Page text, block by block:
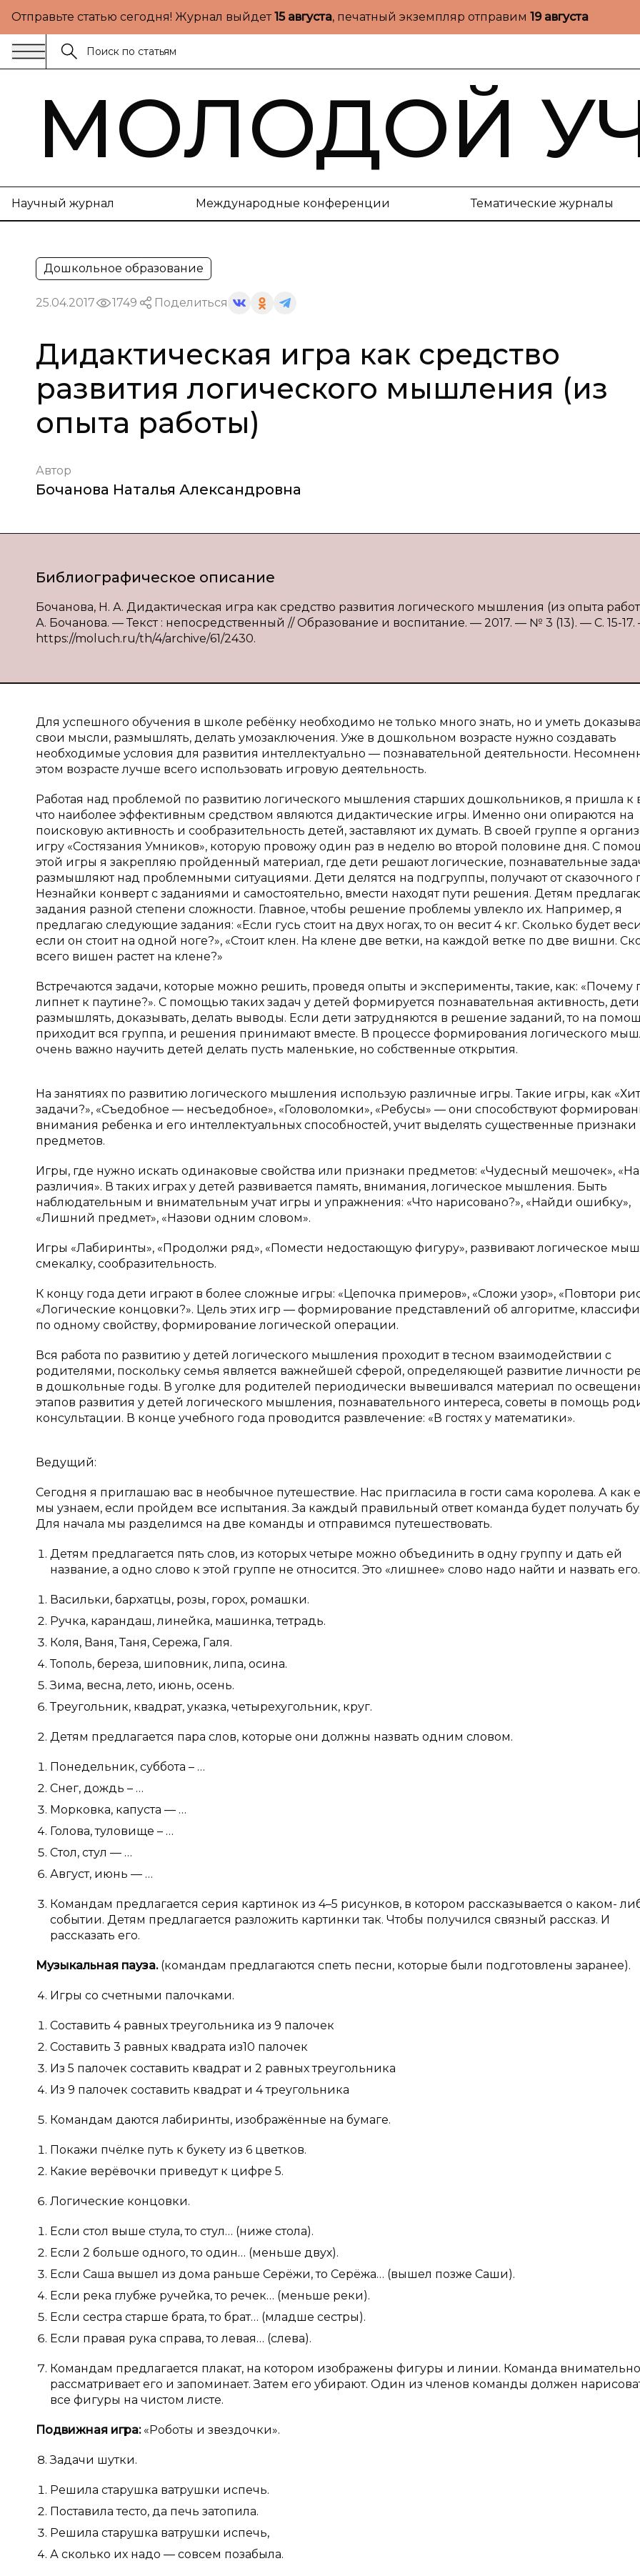
Отправьте статью сегодня! Журнал выйдет15 августа, печатный экземпляр отправим 19 августа
МОЛОДОЙ
Научный журнал Международные конференции Тематические журналы
Дошкольное образование
25.04.2017 1749 Поделиться
Дидактическая игра как средство
развития логического мышления (из
опыта работы)
Автор
Бочанова Наталья Александровна
Библиографическое описание
Бочанова, Н. А. Дидактическая игра как средство развития логического мышления (из опыта
А. Бочанова. — Текст : непосредственный // Образование и воспитание. — 2017. — № 3 (13). — С. 15-17.
https://moluch.ru/th/4/archive/61/2430.
Для успешного обучения в школе ребёнку необходимо не только много знать, но и уметь
свои мысли, размышлять, делать умозаключения. Уже в дошкольном возрасте нужно создавать
необходимые условия для развития интеллектуально — познавательной деятельности.
этом возрасте лучше всего использовать игровую деятельность.
Работая над проблемой по развитию логического мышления старших дошкольников, я пришла к
что наиболее эффективным средством являются дидактические игры. Именно они опираются на
поисковую активность и сообразительность детей, заставляют их думать. В своей группе я
игру «Состязания Умников», которую провожу один раз в неделю во второй половине дня. С
этой игры я закрепляю пройденный материал, где дети решают логические, познавательные
размышляют над проблемными ситуациями. Дети делятся на подгруппы, получают от сказочного
Незнайки конверт с заданиями и самостоятельно, вмести находят пути решения. Детям
задания разной степени сложности. Главное, чтобы решение проблемы увлекло их. Например, я
предлагаю следующие задания: «Если гусь стоит на двух ногах, то он весит 4 кг. Сколько будет
если он стоит на одной ноге?», «Стоит клен. На клене две ветки, на каждой ветке по две вишни.
всего вишен растет на клене?»
Встречаются задачи, которые можно решить, проведя опыты и эксперименты, такие, как: «Почему
липнет к паутине?». С помощью таких задач у детей формируется познавательная активность, дети
размышлять, доказывать, делать выводы. Если дети затрудняются в решение заданий, то на
приходит вся группа, и решения принимают вместе. В процессе формирования логического
очень важно научить детей делать пусть маленькие, но собственные открытия.
На занятиях по развитию логического мышления использую различные игры. Такие игры, как
задачи?», «Съедобное — несъедобное», «Головоломки», «Ребусы» — они способствуют
внимания ребенка и его интеллектуальных способностей, учит выделять существенные признаки
предметов.
Игры, где нужно искать одинаковые свойства или признаки предметов: «Чудесный мешочек»,
различия». В таких играх у детей развивается память, внимания, логическое мышления. Быть
наблюдательным и внимательным учат игры и упражнения: «Что нарисовано?», «Найди ошибку»,
«Лишний предмет», «Назови одним словом».
Игры «Лабиринты», «Продолжи ряд», «Помести недостающую фигуру», развивают логическое
смекалку, сообразительность.
К концу года дети играют в более сложные игры: «Цепочка примеров», «Сложи узор», «Повтори
«Логические концовки?». Цель этих игр — формирование представлений об алгоритме,
по одному свойству, формирование логической операции.
Вся работа по развитию у детей логического мышления проходит в тесном взаимодействии с
родителями, поскольку семья является важнейшей сферой, определяющей развитие личности
в дошкольные годы. В уголке для родителей периодически вывешивался материал по
этапов развития у детей логического мышления, познавательного интереса, советы в помощь
консультации. В конце учебного года проводится развлечение: «В гостях у математики».
Ведущий:
Сегодня я приглашаю вас в необычное путешествие. Нас пригласила в гости сама королева. А как
мы узнаем, если пройдем все испытания. За каждый правильный ответ команда будет получать
Для начала мы разделимся на две команды и отправимся путешествовать.
Детям предлагается пять слов, из которых четыре можно объединить в одну группу и дать ей
название, а одно слово к этой группе не относится. Это «лишнее» слово надо найти и назвать его.
Васильки, бархатцы, розы, горох, ромашки.
Ручка, карандаш, линейка, машинка, тетрадь.
Коля, Ваня, Таня, Сережа, Галя.
Тополь, береза, шиповник, липа, осина.
Зима, весна, лето, июнь, осень.
Треугольник, квадрат, указка, четырехугольник, круг.
Детям предлагается пара слов, которые они должны назвать одним словом.
Понедельник, суббота – …
Снег, дождь – …
Морковка, капуста — …
Голова, туловище – …
Стол, стул — …
Август, июнь — …
Командам предлагается серия картинок из 4–5 рисунков, в котором рассказывается о каком-
событии. Детям предлагается разложить картинки так. Чтобы получился связный рассказ. И
рассказать его.
Музыкальная пауза.(командам предлагаются спеть песни, которые были подготовлены заранее).
Игры со счетными палочками.
Составить 4 равных треугольника из 9 палочек
Составить 3 равных квадрата из10 палочек
Из 5 палочек составить квадрат и 2 равных треугольника
Из 9 палочек составить квадрат и 4 треугольника
Командам даются лабиринты, изображённые на бумаге.
Покажи пчёлке путь к букету из 6 цветков.
Какие верёвочки приведут к цифре 5.
Логические концовки.
Если стол выше стула, то стул… (ниже стола).
Если 2 больше одного, то один… (меньше двух).
Если Саша вышел из дома раньше Серёжи, то Серёжа… (вышел позже Саши).
Если река глубже ручейка, то речек… (меньше реки).
Если сестра старше брата, то брат… (младше сестры).
Если правая рука справа, то левая… (слева).
Командам предлагается плакат, на котором изображены фигуры и линии. Команда внимательно
рассматривает его и запоминает. Затем его убирают. Один из членов команды должен
все фигуры на чистом листе.
Подвижная игра:«Роботы и звездочки».
Задачи шутки.
Решила старушка ватрушки испечь.
Поставила тесто, да печь затопила.
Решила старушка ватрушки испечь,
А сколько их надо — совсем позабыла.